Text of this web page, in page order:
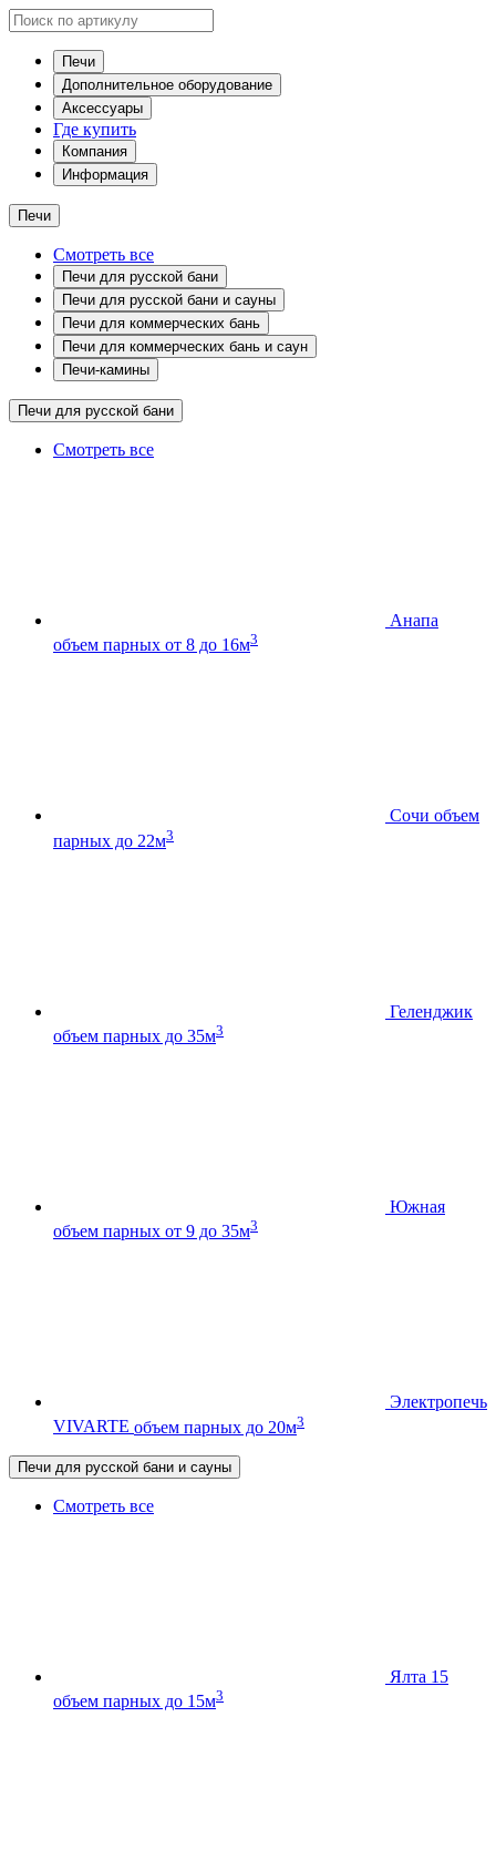
Печи
Дополнительное оборудование
Аксессуары
Где купить
Компания
Информация
Печи
Смотреть все
Печи для русской бани
Печи для русской бани и сауны
Печи для коммерческих бань
Печи для коммерческих бань и саун
Печи-камины
Печи для русской бани
Смотреть все
Анапа
объем парных от 8 до 16м3
Сочи объем
парных до 22м3
Геленджик
объем парных до 35м3
Южная
объем парных от 9 до 35м3
Электропечь
VIVARTE объем парных до 20м3
Печи для русской бани и сауны
Смотреть все
Ялта 15
объем парных до 15м3